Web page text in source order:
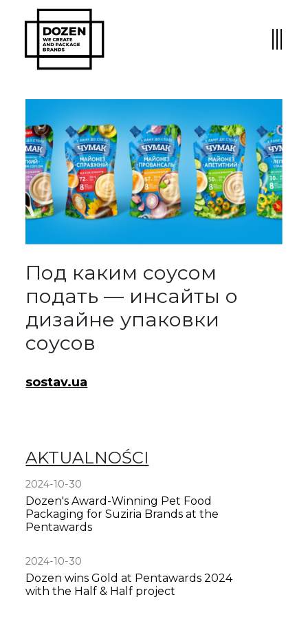
Под каким соусом
подать — инсайты о
дизайне упаковки
соусов
sostav.ua
AKTUALNOŚCI
2024-10-30
Dozen's Award-Winning Pet Food
Packaging for Suziria Brands at the
Pentawards
2024-10-30
Dozen wins Gold at Pentawards 2024
with the Half & Half project